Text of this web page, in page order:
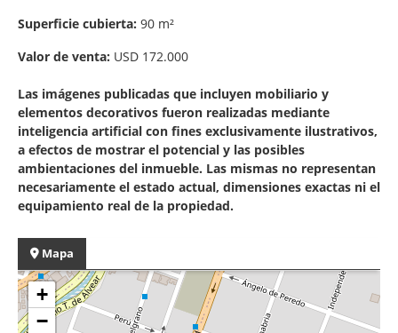
Superficie cubierta: 90 m²
Valor de venta: USD 172.000
Las imágenes publicadas que incluyen mobiliario y
elementos decorativos fueron realizadas mediante
inteligencia artificial con fines exclusivamente ilustrativos,
a efectos de mostrar el potencial y las posibles
ambientaciones del inmueble. Las mismas no representan
necesariamente el estado actual, dimensiones exactas ni el
equipamiento real de la propiedad.
Mapa
+
−